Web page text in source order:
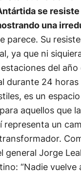
se resiste
una
parece. Su
ya que ni
del año
durante 24
es un
aquellos que
representa un
general Jorge
“Nadie vuelve